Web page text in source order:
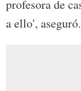
profesora de
a ello', aseguró.